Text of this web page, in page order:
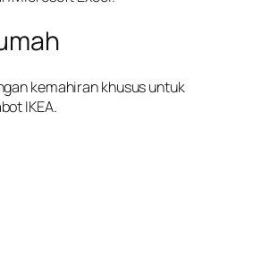
kemahiran khusus untuk
IKEA.